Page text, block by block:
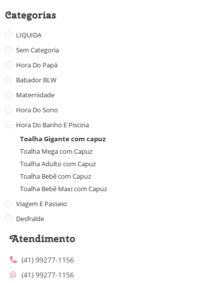
Categorias
LIQUIDA
Sem Categoria
Hora Do Papá
Babador BLW
Maternidade
Hora Do Sono
Hora Do Banho E Piscina
Toalha Gigante com capuz
Toalha Mega com Capuz
Toalha Adulto com Capuz
Toalha Bebê com Capuz
Toalha Bebê Maxi com Capuz
Viagem E Passeio
Desfralde
Atendimento
(41) 99277-1156
(41) 99277-1156